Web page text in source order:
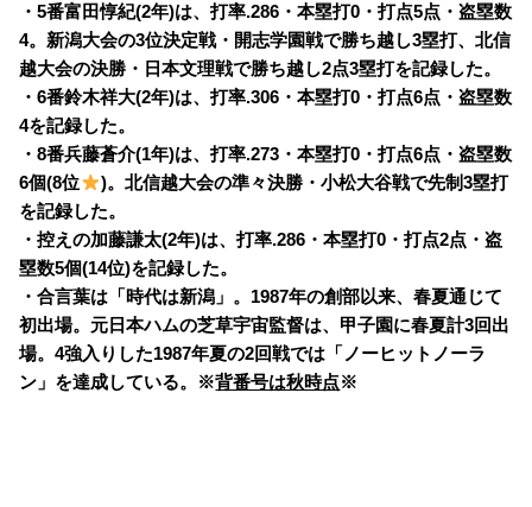
・5番富田惇紀(2年)は、打率.286・本塁打0・打点5点・盗塁数
4。新潟大会の3位決定戦・開志学園戦で勝ち越し3塁打、北信
越大会の決勝・日本文理戦で勝ち越し2点3塁打を記録した。
・6番鈴木祥大(2年)は、打率.306・本塁打0・打点6点・盗塁数
4を記録した。
・8番兵藤蒼介(1年)は、打率.273・本塁打0・打点6点・盗塁数
6個(8位
)。北信越大会の準々決勝・小松大谷戦で先制3塁打
を記録した。
・控えの加藤謙太(2年)は、打率.286・本塁打0・打点2点・盗
塁数5個(14位)を記録した。
・合言葉は「時代は新潟」。1987年の創部以来、春夏通じて
初出場。元日本ハムの芝草宇宙監督は、甲子園に春夏計3回出
場。4強入りした1987年夏の2回戦では「ノーヒットノーラ
ン」を達成している。※背番号は秋時点※